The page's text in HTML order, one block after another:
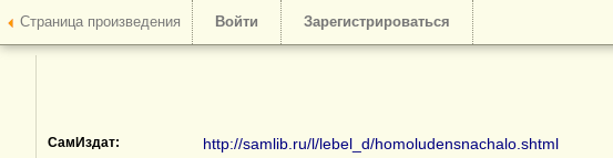
Страница произведения Войти Зарегистрироваться
СамИздат: http://samlib.ru/l/lebel_d/homoludensnachalo.shtml